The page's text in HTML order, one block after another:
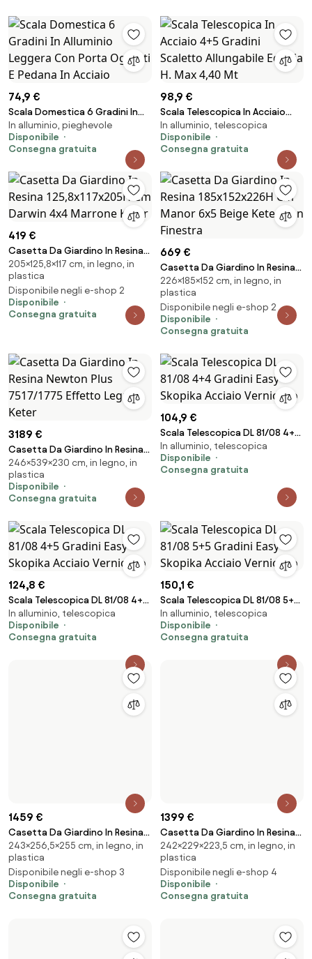
74,9 €
Scala Domestica 6 Gradini In
Alluminio Leggera Con Porta
Oggetti E Pedana In Acciaio
In alluminio, pieghevole
Disponibile
Consegna gratuita
98,9 €
Scala Telescopica In Acciaio
4+5 Gradini Scaletto
Allungabile Edilizia H. Max 4,40
Mt
In alluminio, telescopica
Disponibile
Consegna gratuita
419 €
Casetta Da Giardino In Resina
125,8x117x205H Cm Darwin 4x4
Marrone Keter
205×125,8×117 cm, in legno, in
plastica
Disponibile negli e-shop 2
Disponibile
Consegna gratuita
669 €
Casetta Da Giardino In Resina
185x152x226H Cm Manor 6x5
Beige Keter Con Finestra
226×185×152 cm, in legno, in
plastica
Disponibile negli e-shop 2
Disponibile
Consegna gratuita
3189 €
Casetta Da Giardino In Resina
Newton Plus 7517/1775 Effetto
Legno Keter
246×539×230 cm, in legno, in
plastica
Disponibile
Consegna gratuita
104,9 €
Scala Telescopica DL 81/08 4+4
Gradini Easy Skopika Acciaio
Verniciato
In alluminio, telescopica
Disponibile
Consegna gratuita
124,8 €
Scala Telescopica DL 81/08 4+5
Gradini Easy Skopika Acciaio
Verniciato
In alluminio, telescopica
Disponibile
Consegna gratuita
150,1 €
Scala Telescopica DL 81/08 5+5
Gradini Easy Skopika Acciaio
Verniciato
In alluminio, telescopica
Disponibile
Consegna gratuita
Consegna gratuita
Scala Telescopica In Acciaio
139 €
Sgabello per bambini in metallo